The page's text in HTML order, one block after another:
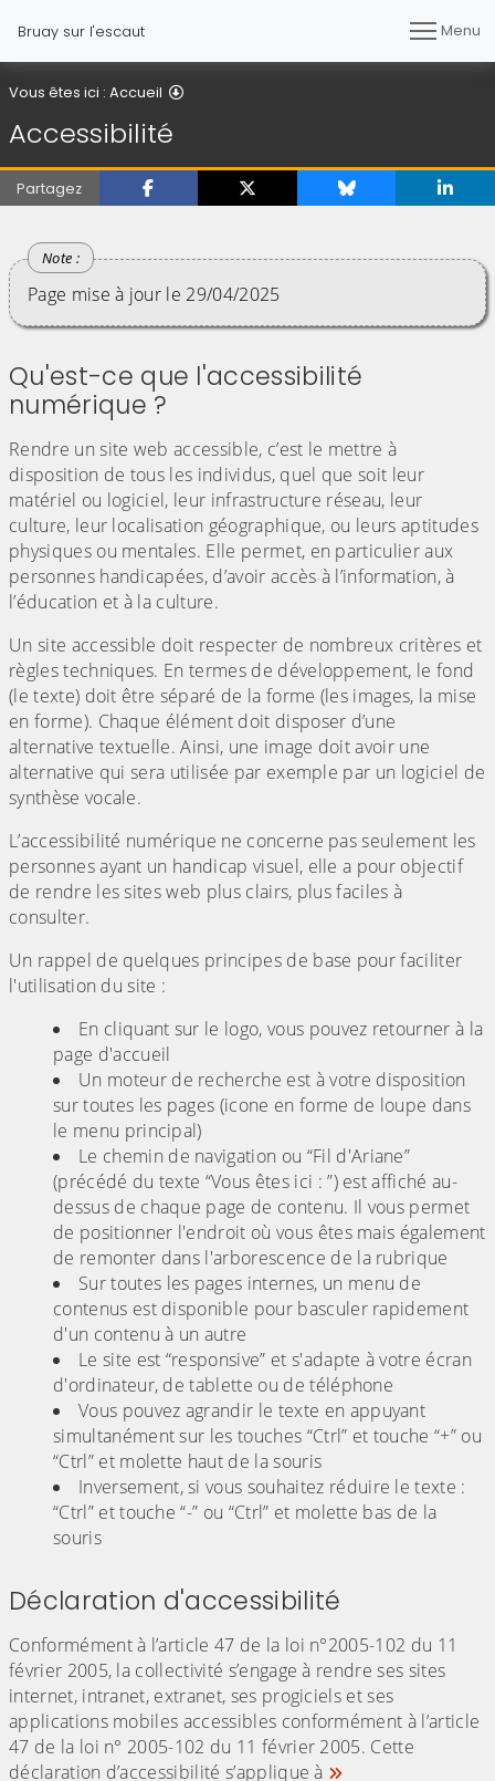
Bruay sur l'escaut Menu
Vous êtes ici : Accueil
Accessibilité
Partagez
Page mise à jour le 29/04/2025
Qu'est-ce que l'accessibilité
numérique ?
Rendre un site web accessible, c’est le mettre à
disposition de tous les individus, quel que soit leur
matériel ou logiciel, leur infrastructure réseau, leur
culture, leur localisation géographique, ou leurs aptitudes
physiques ou mentales. Elle permet, en particulier aux
personnes handicapées, d’avoir accès à l’information, à
l’éducation et à la culture.
Un site accessible doit respecter de nombreux critères et
règles techniques. En termes de développement, le fond
(le texte) doit être séparé de la forme (les images, la mise
en forme). Chaque élément doit disposer d’une
alternative textuelle. Ainsi, une image doit avoir une
alternative qui sera utilisée par exemple par un logiciel de
synthèse vocale.
L’accessibilité numérique ne concerne pas seulement les
personnes ayant un handicap visuel, elle a pour objectif
de rendre les sites web plus clairs, plus faciles à
consulter.
Un rappel de quelques principes de base pour faciliter
l'utilisation du site :
En cliquant sur le logo, vous pouvez retourner à la
page d'accueil
Un moteur de recherche est à votre disposition
sur toutes les pages (icone en forme de loupe dans
le menu principal)
Le chemin de navigation ou “Fil d'Ariane”
(précédé du texte “Vous êtes ici : ”) est affiché au-
dessus de chaque page de contenu. Il vous permet
de positionner l'endroit où vous êtes mais également
de remonter dans l'arborescence de la rubrique
Sur toutes les pages internes, un menu de
contenus est disponible pour basculer rapidement
d'un contenu à un autre
Le site est “responsive” et s'adapte à votre écran
d'ordinateur, de tablette ou de téléphone
Vous pouvez agrandir le texte en appuyant
simultanément sur les touches “Ctrl” et touche “+” ou
“Ctrl” et molette haut de la souris
Inversement, si vous souhaitez réduire le texte :
“Ctrl” et touche “-” ou “Ctrl” et molette bas de la
souris
Déclaration d'accessibilité
Conformément à l’article 47 de la loi n°2005-102 du 11
février 2005, la collectivité s’engage à rendre ses sites
internet, intranet, extranet, ses progiciels et ses
applications mobiles accessibles conformément à l’article
47 de la loi n° 2005-102 du 11 février 2005. Cette
déclaration d’accessibilité s’applique à